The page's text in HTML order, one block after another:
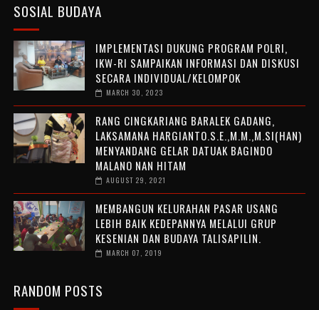
SOSIAL BUDAYA
IMPLEMENTASI DUKUNG PROGRAM POLRI,
IKW-RI SAMPAIKAN INFORMASI DAN DISKUSI
SECARA INDIVIDUAL/KELOMPOK
MARCH 30, 2023
RANG CINGKARIANG BARALEK GADANG,
LAKSAMANA HARGIANTO.S.E.,M.M.,M.SI(HAN)
MENYANDANG GELAR DATUAK BAGINDO
MALANO NAN HITAM
AUGUST 29, 2021
MEMBANGUN KELURAHAN PASAR USANG
LEBIH BAIK KEDEPANNYA MELALUI GRUP
KESENIAN DAN BUDAYA TALISAPILIN.
MARCH 07, 2019
RANDOM POSTS